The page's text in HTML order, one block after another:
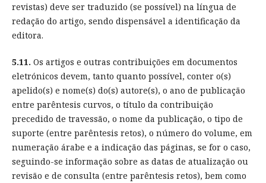
revistas) deve ser traduzido (se possível) na língua de
redação do artigo, sendo dispensável a identificação da
editora.
5.11. Os artigos e outras contribuições em documentos
eletrónicos devem, tanto quanto possível, conter o(s)
apelido(s) e nome(s) do(s) autore(s), o ano de publicação
entre parêntesis curvos, o título da contribuição
precedido de travessão, o nome da publicação, o tipo de
suporte (entre parêntesis retos), o número do volume, em
numeração árabe e a indicação das páginas, se for o caso,
seguindo-se informação sobre as datas de atualização ou
revisão e de consulta (entre parêntesis retos), bem como